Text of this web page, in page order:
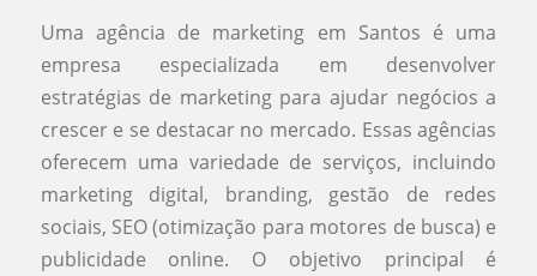
Uma agência de marketing em Santos é uma
empresa especializada em desenvolver
estratégias de marketing para ajudar negócios a
crescer e se destacar no mercado. Essas agências
oferecem uma variedade de serviços, incluindo
marketing digital, branding, gestão de redes
sociais, SEO (otimização para motores de busca) e
publicidade online. O objetivo principal é